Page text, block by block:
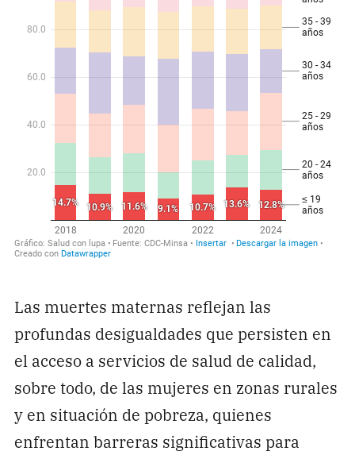
Las muertes maternas reflejan las
profundas desigualdades que persisten en
el acceso a servicios de salud de calidad,
sobre todo, de las mujeres en zonas rurales
y en situación de pobreza, quienes
enfrentan barreras significativas para